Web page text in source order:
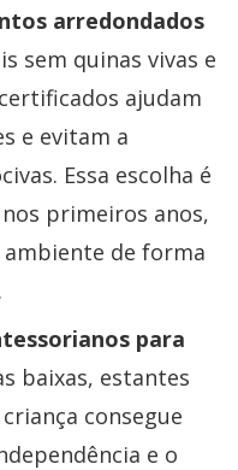
arredondados
sem quinas vivas e
ajudam
e evitam a
Essa escolha é
primeiros anos,
de forma
para
baixas, estantes
consegue
e o